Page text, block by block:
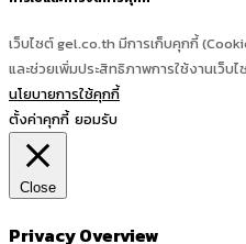
เว็บไซต์ gel.co.th มีการเก็บคุกกี้
และช่วยเพิ่มประสิทธิภาพการใช้งานเว็
นโยบายการใช้คุกกี้
ตั้งค่าคุกกี้ ยอมรับ
Close
Privacy Overview